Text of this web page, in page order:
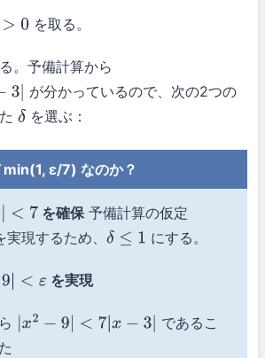
>0 を取る。
。予備計算から
が分かっているので、次の2つの
δを選ぶ：
ε/7) なのか？
7 を確保予備計算の仮定
実現するため、 δ ≤1 にする。
|< ε を実現
x2 −9 |< |x−3 |
であるこ